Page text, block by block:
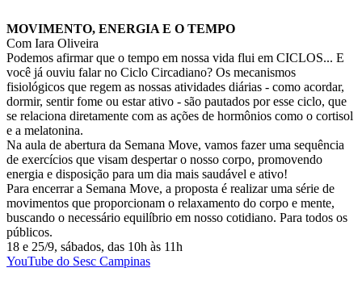
MOVIMENTO, ENERGIA E O TEMPO
Com Iara Oliveira
Podemos afirmar que o tempo em nossa vida flui em CICLOS... E
você já ouviu falar no Ciclo Circadiano? Os mecanismos
fisiológicos que regem as nossas atividades diárias - como acordar,
dormir, sentir fome ou estar ativo - são pautados por esse ciclo, que
se relaciona diretamente com as ações de hormônios como o cortisol
e a melatonina.
Na aula de abertura da Semana Move, vamos fazer uma sequência
de exercícios que visam despertar o nosso corpo, promovendo
energia e disposição para um dia mais saudável e ativo!
Para encerrar a Semana Move, a proposta é realizar uma série de
movimentos que proporcionam o relaxamento do corpo e mente,
buscando o necessário equilíbrio em nosso cotidiano. Para todos os
públicos.
18 e 25/9, sábados, das 10h às 11h
YouTube do Sesc Campinas